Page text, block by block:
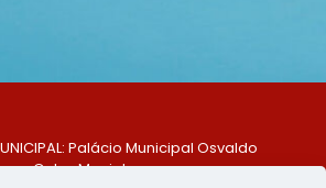
Palácio Municipal Osvaldo
Celso Maciel